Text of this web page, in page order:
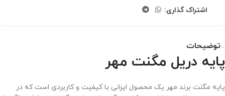
اشتراک گذاری:
توضیحات
پایه دریل مگنت مهر
پایه مگنت برند مهر یک محصول ایرانی با کیفیت و کاربردی است که در